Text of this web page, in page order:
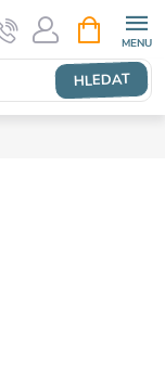
HLEDAT
NÁKUPNÍ
KOŠÍK